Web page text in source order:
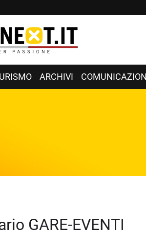
ARCHIVI COMUNICAZIONI
GARE-EVENTI